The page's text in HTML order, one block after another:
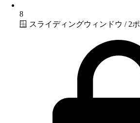
8
🪟 スライディングウィンドウ / 2